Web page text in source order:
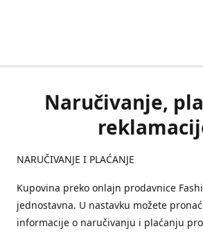
Naručivanje,
NARUČIVANJE I PLAĆANJE
Kupovina preko onlajn prodavnice
jednostavna. U nastavku možete
informacije o naručivanju i plaćanju